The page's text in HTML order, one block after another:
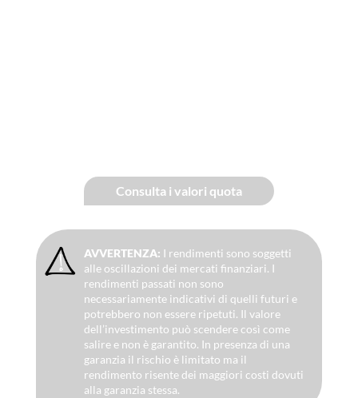
Consulta i valori quota
AVVERTENZA: I rendimenti sono soggetti
alle oscillazioni dei mercati finanziari. I
rendimenti passati non sono
necessariamente indicativi di quelli futuri e
potrebbero non essere ripetuti. Il valore
dell’investimento può scendere così come
salire e non è garantito. In presenza di una
garanzia il rischio è limitato ma il
rendimento risente dei maggiori costi dovuti
alla garanzia stessa.